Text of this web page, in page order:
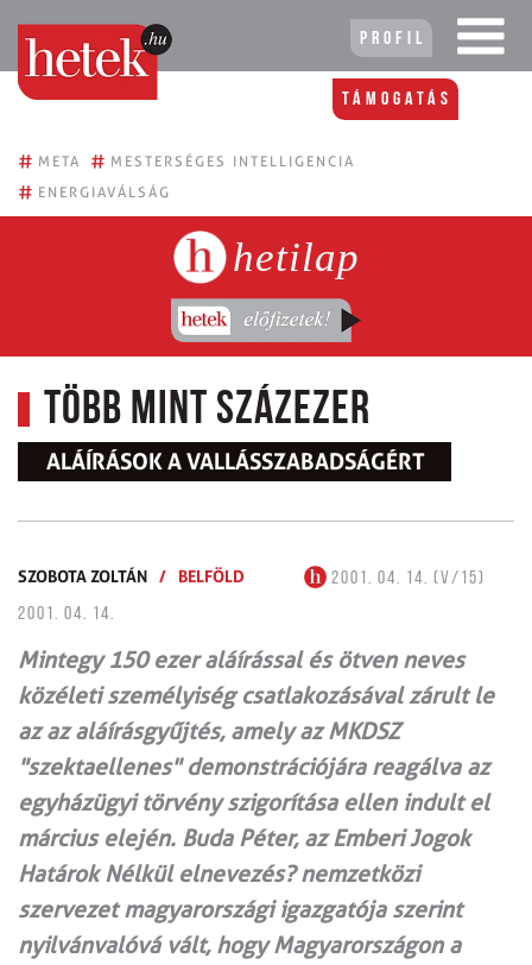
Profil
Támogatás
# META # MESTERSÉGES INTELLIGENCIA
# ENERGIAVÁLSÁG
hetilap
Több mint százezer
ALÁÍRÁSOK A VALLÁSSZABADSÁGÉRT
SZOBOTA ZOLTÁN / BELFÖLD
2001. 04. 14. (V/15)
2001. 04. 14.
Mintegy 150 ezer aláírással és ötven neves
közéleti személyiség csatlakozásával zárult le
az az aláírásgyűjtés, amely az MKDSZ
"szektaellenes" demonstrációjára reagálva az
egyházügyi törvény szigorítása ellen indult el
március elején. Buda Péter, az Emberi Jogok
Határok Nélkül elnevezés? nemzetközi
szervezet magyarországi igazgatója szerint
nyilvánvalóvá vált, hogy Magyarországon a